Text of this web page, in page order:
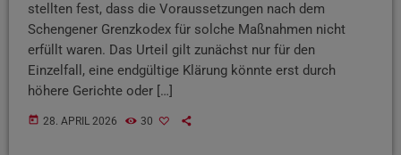
stellten fest, dass die Voraussetzungen nach dem
Schengener Grenzkodex für solche Maßnahmen nicht
erfüllt waren. Das Urteil gilt zunächst nur für den
Einzelfall, eine endgültige Klärung könnte erst durch
höhere Gerichte oder […]
today 28. APRIL 2026 30